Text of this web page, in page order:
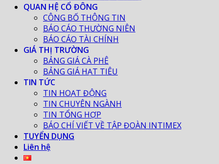
QUAN HỆ CỔ ĐÔNG
CÔNG BỐ THÔNG TIN
BÁO CÁO THƯỜNG NIÊN
BÁO CÁO TÀI CHÍNH
GIÁ THỊ TRƯỜNG
BẢNG GIÁ CÀ PHÊ
BẢNG GIÁ HẠT TIÊU
TIN TỨC
TIN HOẠT ĐỘNG
TIN CHUYÊN NGÀNH
TIN TỔNG HỢP
BÁO CHÍ VIẾT VỀ TẬP ĐOÀN INTIMEX
TUYỂN DỤNG
Liên hệ